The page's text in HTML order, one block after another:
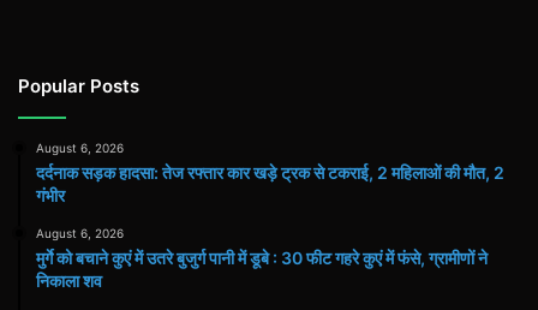
Popular Posts
August 6, 2026
दर्दनाक सड़क हादसा: तेज रफ्तार कार खड़े ट्रक से टकराई, 2 महिलाओं की मौत, 2
गंभीर
August 6, 2026
मुर्गे को बचाने कुएं में उतरे बुजुर्ग पानी में डूबे : 30 फीट गहरे कुएं में फंसे, ग्रामीणों ने
निकाला शव